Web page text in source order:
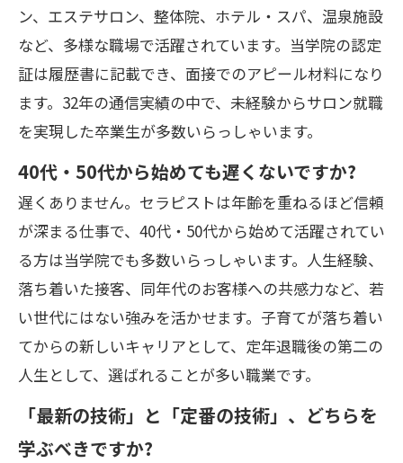
ン、エステサロン、整体院、ホテル・スパ、温泉施設
など、多様な職場で活躍されています。当学院の認定
証は履歴書に記載でき、面接でのアピール材料になり
ます。32年の通信実績の中で、未経験からサロン就職
を実現した卒業生が多数いらっしゃいます。
40代・50代から始めても遅くないですか?
遅くありません。セラピストは年齢を重ねるほど信頼
が深まる仕事で、40代・50代から始めて活躍されてい
る方は当学院でも多数いらっしゃいます。人生経験、
落ち着いた接客、同年代のお客様への共感力など、若
い世代にはない強みを活かせます。子育てが落ち着い
てからの新しいキャリアとして、定年退職後の第二の
人生として、選ばれることが多い職業です。
「最新の技術」と「定番の技術」、どちらを
学ぶべきですか?